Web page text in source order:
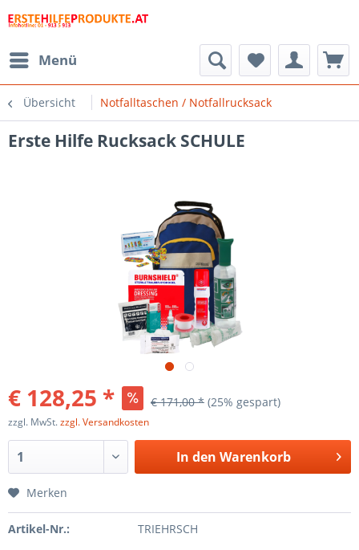
Menü
Übersicht Notfalltaschen / Notfallrucksack
Erste Hilfe Rucksack SCHULE
€ 128,25 * € 171,00 * (25% gespart)
zzgl. MwSt.zzgl. Versandkosten
In den Warenkorb
Merken
Artikel-Nr.: TRIEHRSCH